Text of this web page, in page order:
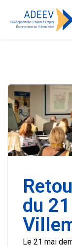
du
Le 21 mai